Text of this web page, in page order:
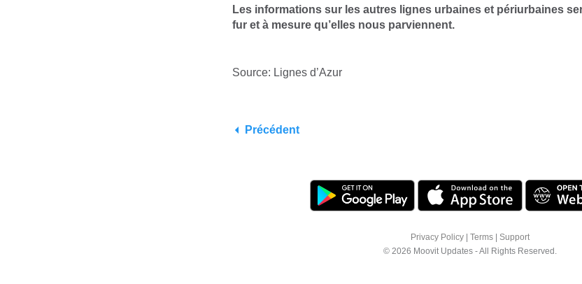
Les informations sur les autres lignes urbaines et périurbaines
fur et à mesure qu’elles nous parviennent.
Source: Lignes d’Azur
Précédent
Privacy Policy Terms
Support
© 2026 Moovit Updates - All Rights Reserved.